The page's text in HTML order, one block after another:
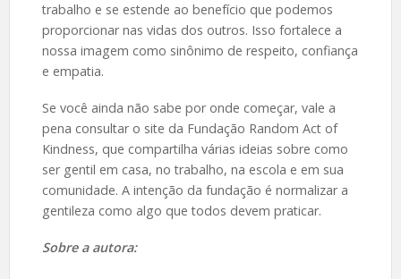
trabalho e se estende ao benefício que podemos
proporcionar nas vidas dos outros. Isso fortalece a
nossa imagem como sinônimo de respeito, confiança
e empatia.
Se você ainda não sabe por onde começar, vale a
pena consultar o site da Fundação Random Act of
Kindness, que compartilha várias ideias sobre como
ser gentil em casa, no trabalho, na escola e em sua
comunidade. A intenção da fundação é normalizar a
gentileza como algo que todos devem praticar.
Sobre a autora: